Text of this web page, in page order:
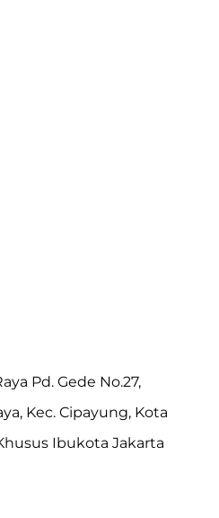
Pd. Gede No.27,
Kec. Cipayung, Kota
Ibukota Jakarta